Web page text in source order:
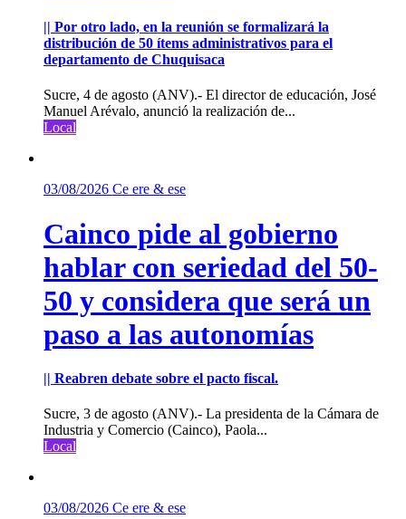
|| Por otro lado, en la reunión se formalizará la
distribución de 50 ítems administrativos para el
departamento de Chuquisaca
Sucre, 4 de agosto (ANV).- El director de educación, José
Manuel Arévalo, anunció la realización de...
Local
03/08/2026 Ce ere & ese
Cainco pide al gobierno
hablar con seriedad del 50-
50 y considera que será un
paso a las autonomías
|| Reabren debate sobre el pacto fiscal.
Sucre, 3 de agosto (ANV).- La presidenta de la Cámara de
Industria y Comercio (Cainco), Paola...
Local
03/08/2026 Ce ere & ese